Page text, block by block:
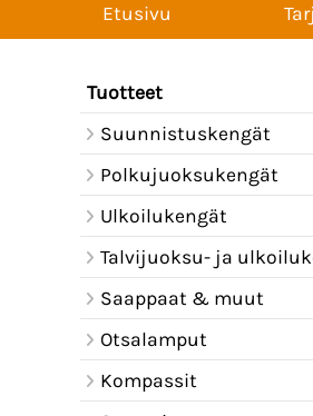
Etusivu
Tuotteet
Suunnistuskengät
Polkujuoksukengät
Ulkoilukengät
Talvijuoksu- ja
Saappaat & muut
Otsalamput
Kompassit